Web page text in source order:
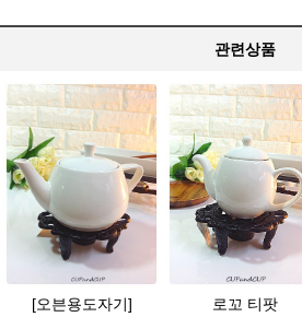
관련상품
[오븐용도자기]
로꼬 티팟